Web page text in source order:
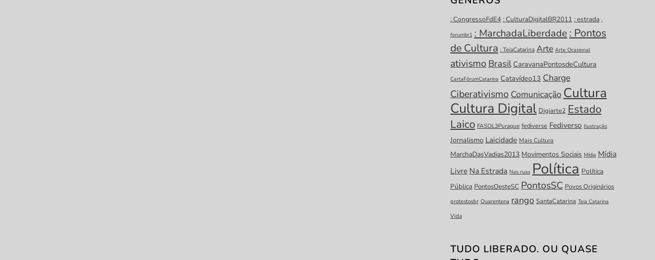
: CongressoFdE4 : CulturaDigitalBR2011 : estrada :
forumbr1 : MarchadaLiberdade : Pontos
de Cultura : TeiaCatarina Arte Arte Ocasional
ativismo Brasil CaravanaPontosdeCultura
CartaFórumCatarina Catavídeo13 Charge
Ciberativismo Comunicação Cultura
Cultura Digital Digiarte2 Estado
Laico FASOL3Puraque fediverse Fediverso Ilustração
Jornalismo Laicidade Mais Cultura
MarchaDasVadias2013 Movimentos Sociais Mídia Mídia
Livre Na Estrada Nas ruas Política Política
Pública PontosOesteSC PontosSC Povos Originários
protestosbr Quarentena rango SantaCatarina Teia Catarina
Vida
TUDO LIBERADO. OU QUASE